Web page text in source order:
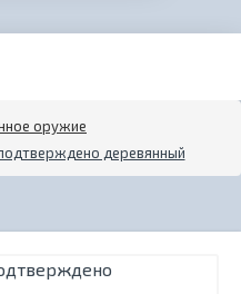
оружие
деревянный